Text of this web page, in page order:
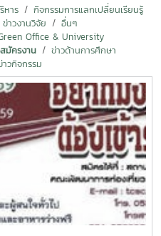
หาร
กิจกรรมการแลกเปลี่ยนเรียนรู้
ข่าวงานวิจัย
อื่นๆ
Office & University
มัครงาน
ข่าวด้านการศึกษา
าวกิจกรรม